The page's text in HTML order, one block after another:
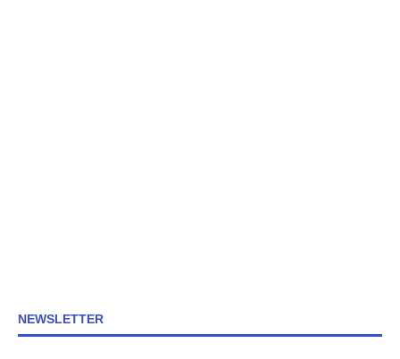
NEWSLETTER